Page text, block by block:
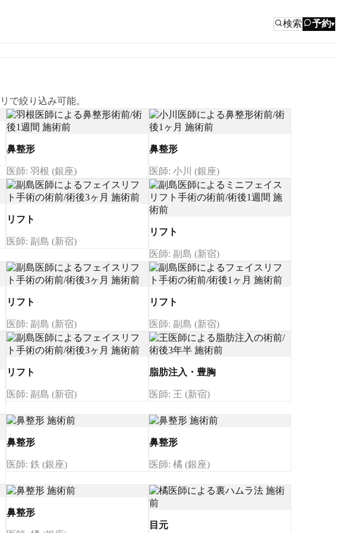
検索 予約▾
で絞り込み可能。
鼻整形
医師: 羽根 (銀座)
鼻整形
医師: 小川 (銀座)
リフト
医師: 副島 (新宿)
リフト
医師: 副島 (新宿)
リフト
医師: 副島 (新宿)
リフト
医師: 副島 (新宿)
リフト
医師: 副島 (新宿)
脂肪注入・豊胸
医師: 王 (新宿)
鼻整形
医師: 鉄 (銀座)
鼻整形
医師: 橘 (銀座)
鼻整形
目元